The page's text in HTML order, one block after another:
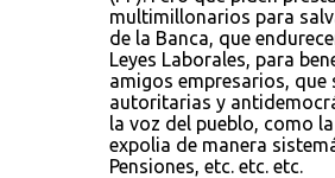
multimillonarios para
de la Banca, que
Leyes Laborales, para
amigos empresarios, que
autoritarias y
la voz del pueblo, como
expolia de manera
Pensiones, etc. etc. etc.